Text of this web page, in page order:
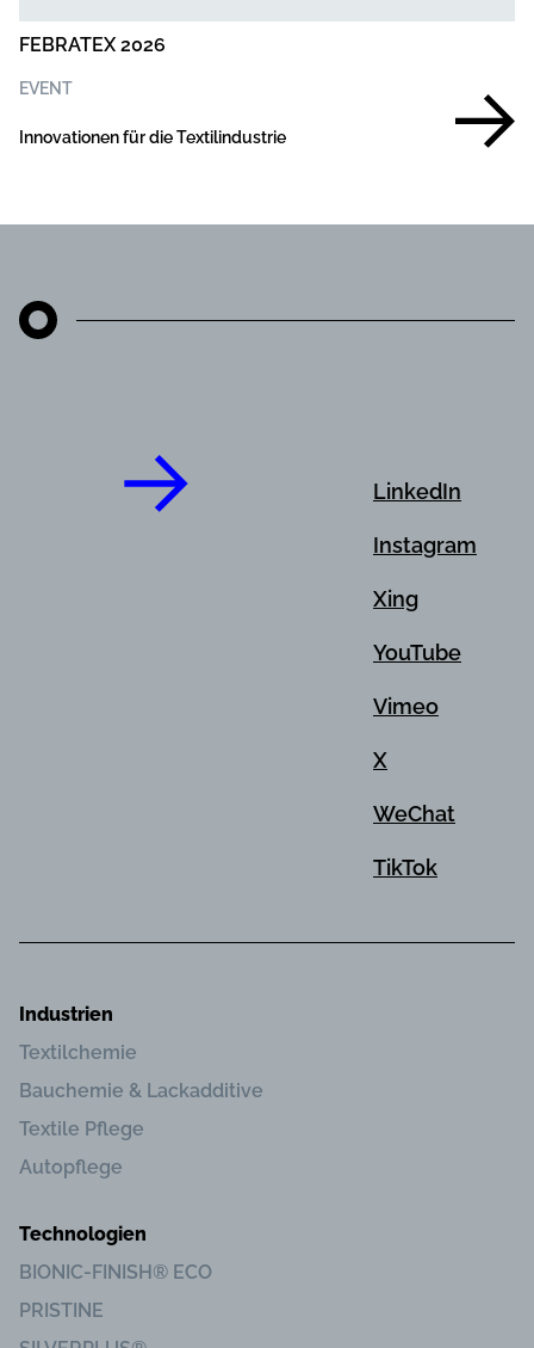
FEBRATEX 2026
EVENT
Innovationen für die Textilindustrie
LinkedIn
Instagram
Xing
YouTube
Vimeo
X
WeChat
TikTok
Industrien
Textilchemie
Bauchemie & Lackadditive
Textile Pflege
Autopflege
Technologien
BIONIC-FINISH® ECO
PRISTINE